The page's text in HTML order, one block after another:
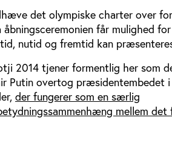
det olympiske charter over
får mulighed
nutid og fremtid kan
2014 tjener formentlig her som
Putin overtog præsidentembedet i
der fungerer som en særlig
mellem det